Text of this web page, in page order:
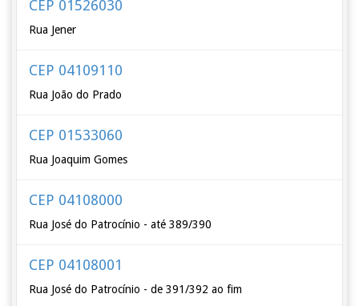
CEP 01526030
Rua Jener
CEP 04109110
Rua João do Prado
CEP 01533060
Rua Joaquim Gomes
CEP 04108000
Rua José do Patrocínio - até 389/390
CEP 04108001
Rua José do Patrocínio - de 391/392 ao fim